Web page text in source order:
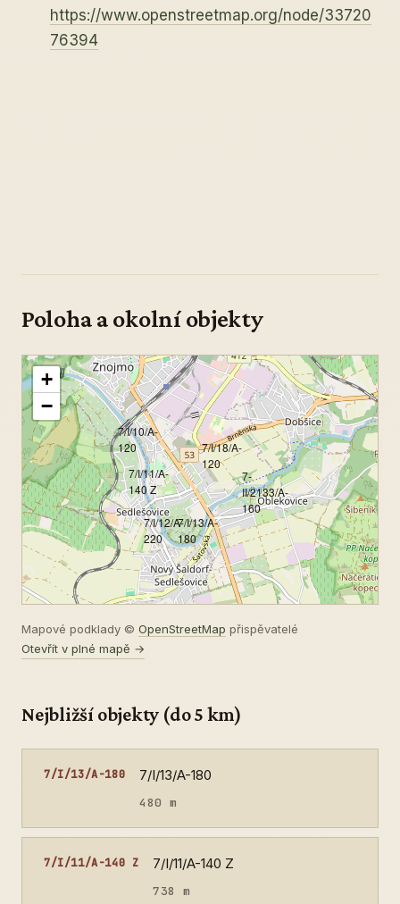
https://www.openstreetmap.org/node/33720
76394
Poloha a okolní objekty
7/I/12/A-
220
7/I/13/A-
180
7/I/11/A-
140 Z
7/I/10/A-
120
7/I/18/A-
120
7-
II/2133/A-
160
+
−
Mapové podklady © OpenStreetMap přispěvatelé
Otevřít v plné mapě →
Nejbližší objekty (do 5 km)
7/I/13/A-180 7/I/13/A-180
480 m
7/I/11/A-140 Z 7/I/11/A-140 Z
738 m